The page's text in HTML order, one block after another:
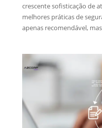
crescente sofisticação de
melhores práticas de
apenas recomendável,